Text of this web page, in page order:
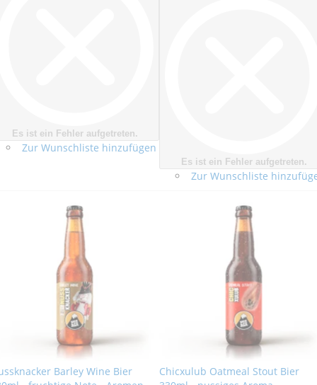
Es ist ein Fehler aufgetreten.
Zur Wunschliste hinzufügen
Es ist ein Fehler aufgetreten.
Zur Wunschliste
Barley Wine Bier
Chicxulub Oatmeal Stout Bier